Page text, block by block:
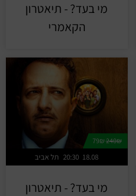
מי בעד? - תיאטרון
הקאמרי
240₪
79₪
תל אביב 20:30 18.08
מי בעד? - תיאטרון